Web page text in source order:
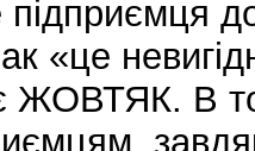
«це
ЖОВТЯК. В